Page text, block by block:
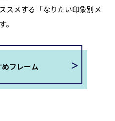
スメする「なりたい印象別メ
。
フレーム